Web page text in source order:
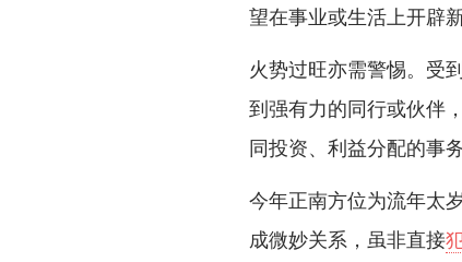
望在事业或生活上开辟新
火势过旺亦需警惕。受
到强有力的同行或伙伴
同投资、利益分配的事
今年正南方位为流年太
成微妙关系，虽非直接